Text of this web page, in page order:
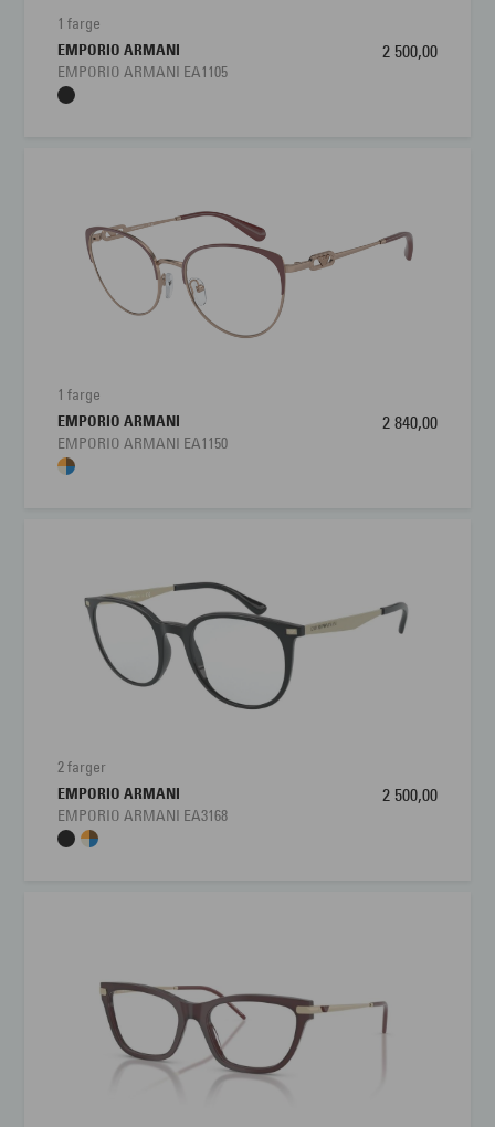
1 farge
EMPORIO ARMANI
EMPORIO ARMANI EA1105
2 500,00
1 farge
EMPORIO ARMANI
EMPORIO ARMANI EA1150
2 840,00
2 farger
EMPORIO ARMANI
EMPORIO ARMANI EA3168
2 500,00